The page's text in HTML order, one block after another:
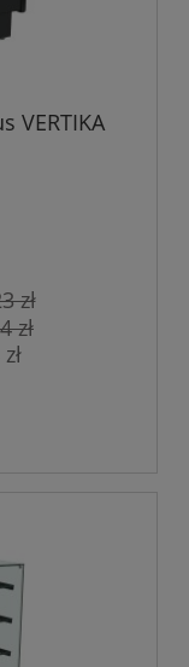
VERTIKA
zł
zł